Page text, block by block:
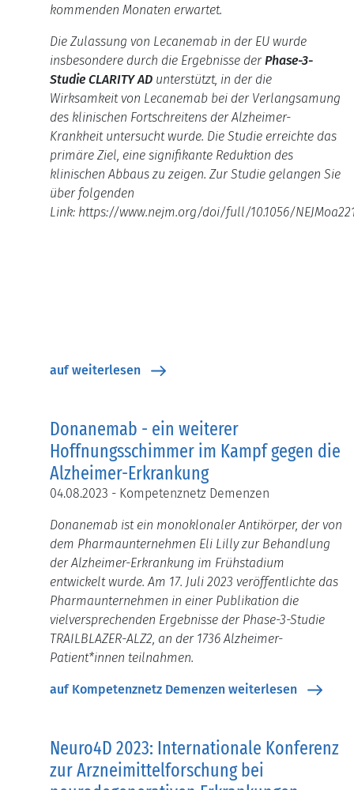
kommenden Monaten erwartet.
Die Zulassung von Lecanemab in der EU wurde
insbesondere durch die Ergebnisse derPhase-3-
Studie CLARITY AD unterstützt, in der die
Wirksamkeit von Lecanemab bei der Verlangsamung
des klinischen Fortschreitens der Alzheimer-
Krankheit untersucht wurde. Die Studie erreichte das
primäre Ziel, eine signifikante Reduktion des
klinischen Abbaus zu zeigen. Zur Studie gelangen Sie
über folgenden
Link: https://www.nejm.org/doi/full/10.1056/
auf weiterlesen
Donanemab - ein weiterer
Hoffnungsschimmer im Kampf gegen die
Alzheimer-Erkrankung
04.08.2023 - Kompetenznetz Demenzen
Donanemab ist ein monoklonaler Antikörper, der von
dem Pharmaunternehmen Eli Lilly zur Behandlung
der Alzheimer-Erkrankung im Frühstadium
entwickelt wurde. Am 17. Juli 2023 veröffentlichte das
Pharmaunternehmen in einer Publikation die
vielversprechenden Ergebnisse der Phase-3-Studie
TRAILBLAZER-ALZ2, an der 1736 Alzheimer-
Patient*innen teilnahmen.
auf Kompetenznetz Demenzen weiterlesen
Neuro4D 2023: Internationale Konferenz
zur Arzneimittelforschung bei